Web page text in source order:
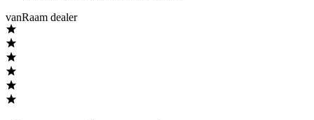
vanRaam dealer